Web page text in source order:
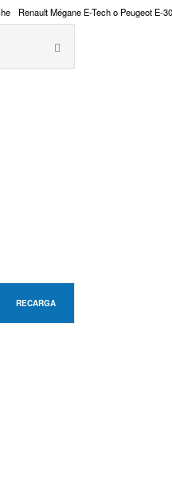
Renault Mégane E-Tech o Peugeot E-
RECARGA